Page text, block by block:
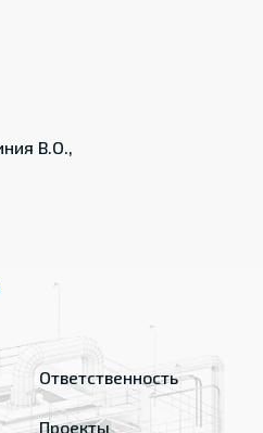
В.О.,
Ответственность
Проекты